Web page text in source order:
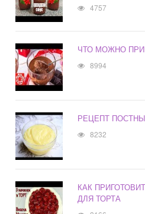
4757
ЧТО МОЖНО
8994
РЕЦЕПТ
8232
КАК
ДЛЯ ТОРТА